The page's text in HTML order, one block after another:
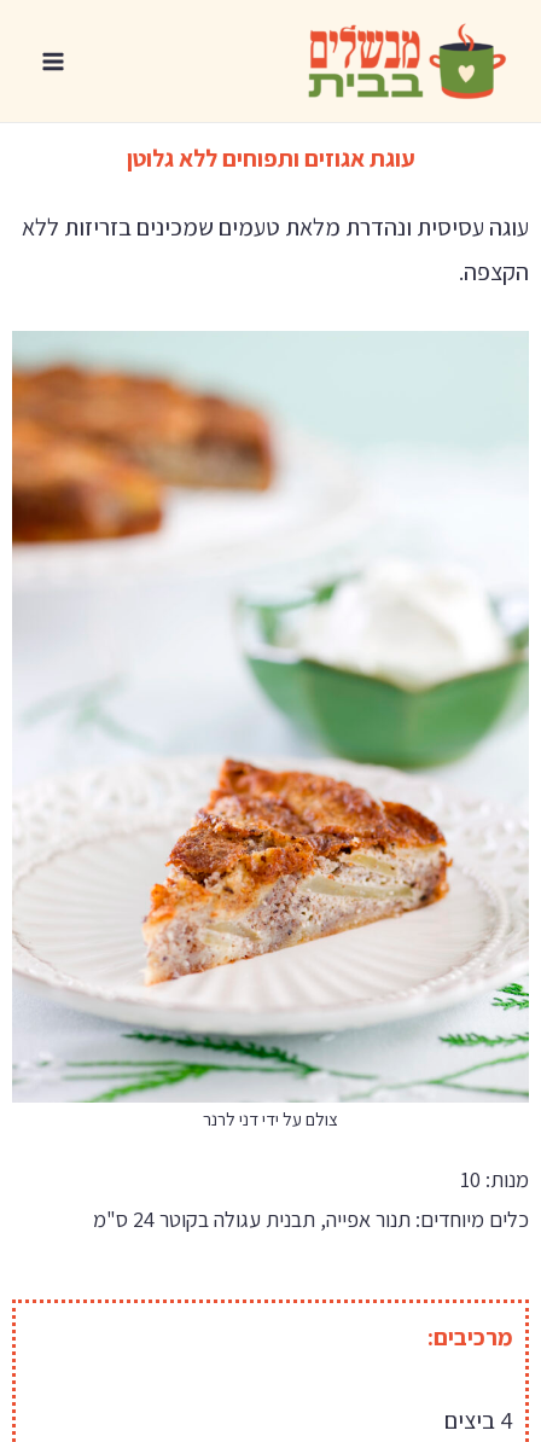
עוגת אגוזים ותפוחים ללא גלוטן
עוגה עסיסית ונהדרת מלאת טעמים שמכינים בזריזות ללא
הקצפה.
צולם על ידי דני לרנר
מנות: 10
כלים מיוחדים: תנור אפייה, תבנית עגולה בקוטר 24 ס"מ
מרכיבים:
4 ביצים